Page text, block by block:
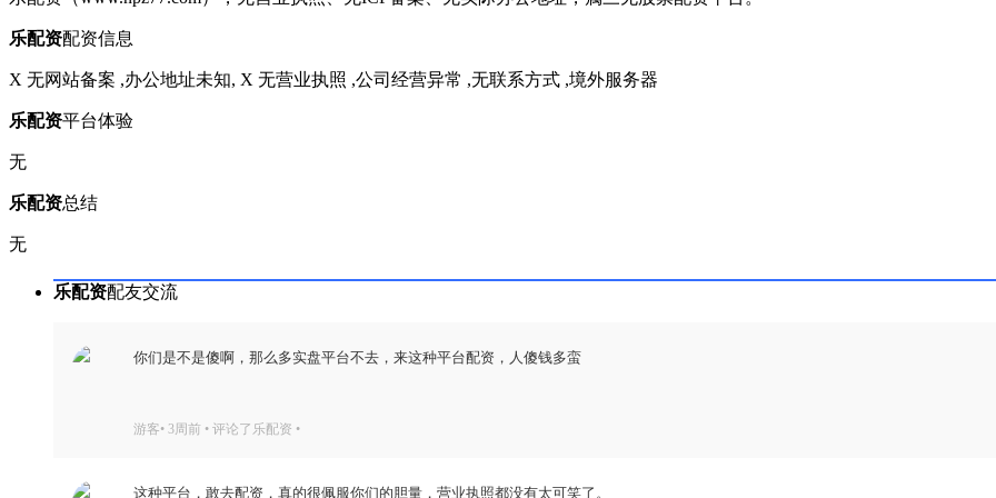
乐配资配资信息
X 无网站备案 ,办公地址未知, X 无营业执照 ,公司经营异常 ,无联系方式 ,境外服务器
乐配资平台体验
无
乐配资总结
无
乐配资配友交流
你们是不是傻啊，那么多实盘平台不去，来这种平台配资，人傻钱多蛮
游客• 3周前 • 评论了乐配资 •
这种平台，敢去配资，真的很佩服你们的胆量，营业执照都没有太可笑了。